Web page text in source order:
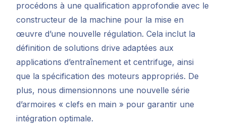
procédons à une qualification approfondie avec le
constructeur de la machine pour la mise en
œuvre d’une nouvelle régulation. Cela inclut la
définition de solutions drive adaptées aux
applications d’entraînement et centrifuge, ainsi
que la spécification des moteurs appropriés. De
plus, nous dimensionnons une nouvelle série
d’armoires « clefs en main » pour garantir une
intégration optimale.